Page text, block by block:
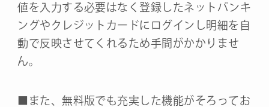
値を入力する必要はなく登録したネットバンキ
ングやクレジットカードにログインし明細を自
動で反映させてくれるため手間がかかりませ
ん。
■また、無料版でも充実した機能がそろってお